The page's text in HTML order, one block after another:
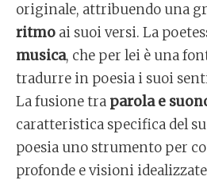
originale, attribuendo una
ritmo ai suoi versi. La
musica, che per lei è una
tradurre in poesia i suoi
La fusione tra parola e
caratteristica specifica del
poesia uno strumento per
profonde e visioni